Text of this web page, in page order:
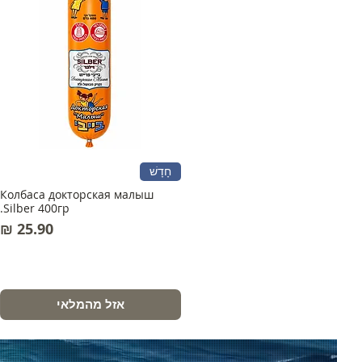
חָדָשׁ
Колбаса докторская малыш
Silber 400гр.
מחיר‏25.90 ‏₪
אזל מהמלאי